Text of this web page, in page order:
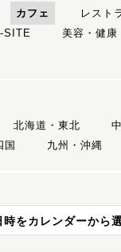
カフェ レスト
SITE 美容・健康
北海道・東北
国 九州・沖縄
時をカレンダーから